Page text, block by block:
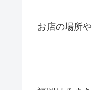
お店の場所